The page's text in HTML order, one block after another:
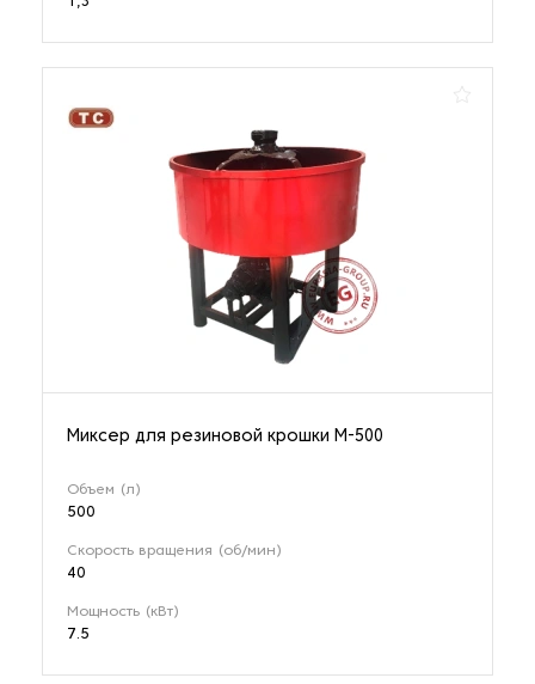
Миксер для резиновой крошки М-500
Объем (л)
500
Скорость вращения (об/мин)
40
Мощность (кВт)
7.5